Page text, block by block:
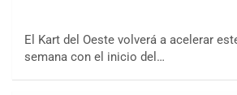
El Kart del Oeste volverá a acelerar
semana con el inicio del…